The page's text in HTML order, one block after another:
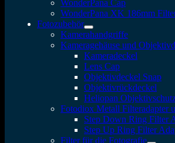
WonderPana Cap
WonderPana XK 186mm
Fotozubehör
Kamerahandgriffe
Kameragehäuse und
Kameradeckel
Lens Cap
Objektivdeckel Snap
Objektivrückdeckel
Heliopan
Fotodiox Metall Filteradapter
Step Down Ring Filter
Step Up Ring Filter
Filter für die Fotografie